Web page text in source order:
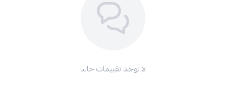
لا توجد تقييمات حاليا